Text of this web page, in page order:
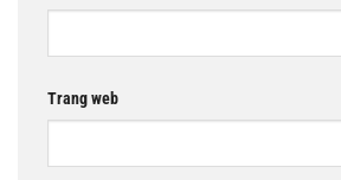
Trang web